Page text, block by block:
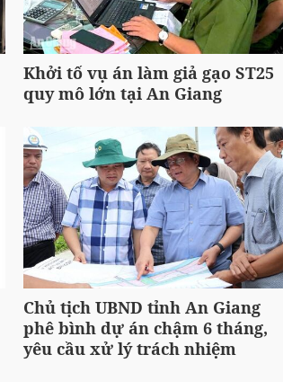
Khởi tố vụ án làm giả gạo ST25
quy mô lớn tại An Giang
Chủ tịch UBND tỉnh An Giang
phê bình dự án chậm 6 tháng,
yêu cầu xử lý trách nhiệm